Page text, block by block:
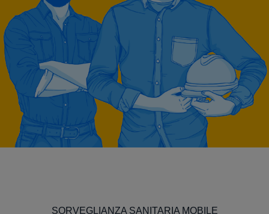
SORVEGLIANZA SANITARIA MOBILE